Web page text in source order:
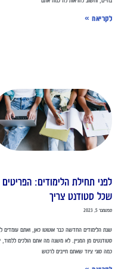
»
תחילת הלימודים: הפריטים
סטודנט צריך
5, 2023
הלימודים החדשה כבר אוטוטו כאן, ואתם עומדים להיות
מן המניין. לא משנה מה אתם הולכים ללמוד, יש
סוגי ציוד שאתם חייבים לרכוש